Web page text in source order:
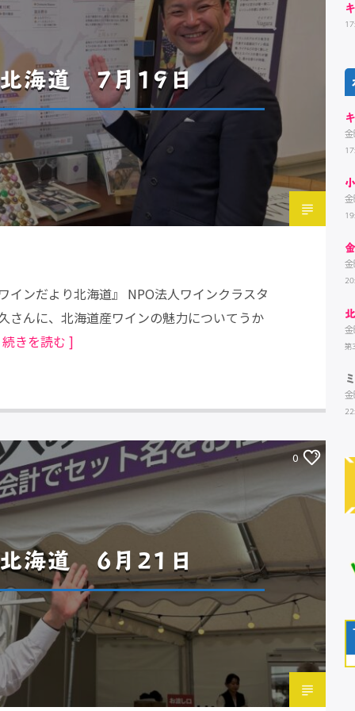
北海道 7月19日
インだより北海道』 NPO法人ワインクラスタ
さんに、北海道産ワインの魅力についてうか
きを読む ]
0
海道 6月21日
第